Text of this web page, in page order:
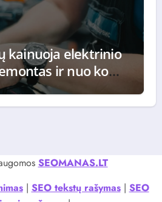
kainuoja elektrinio
ir nuo ko
suma
SEOMANAS.LT
| SEO tekstų rašymas| SEO